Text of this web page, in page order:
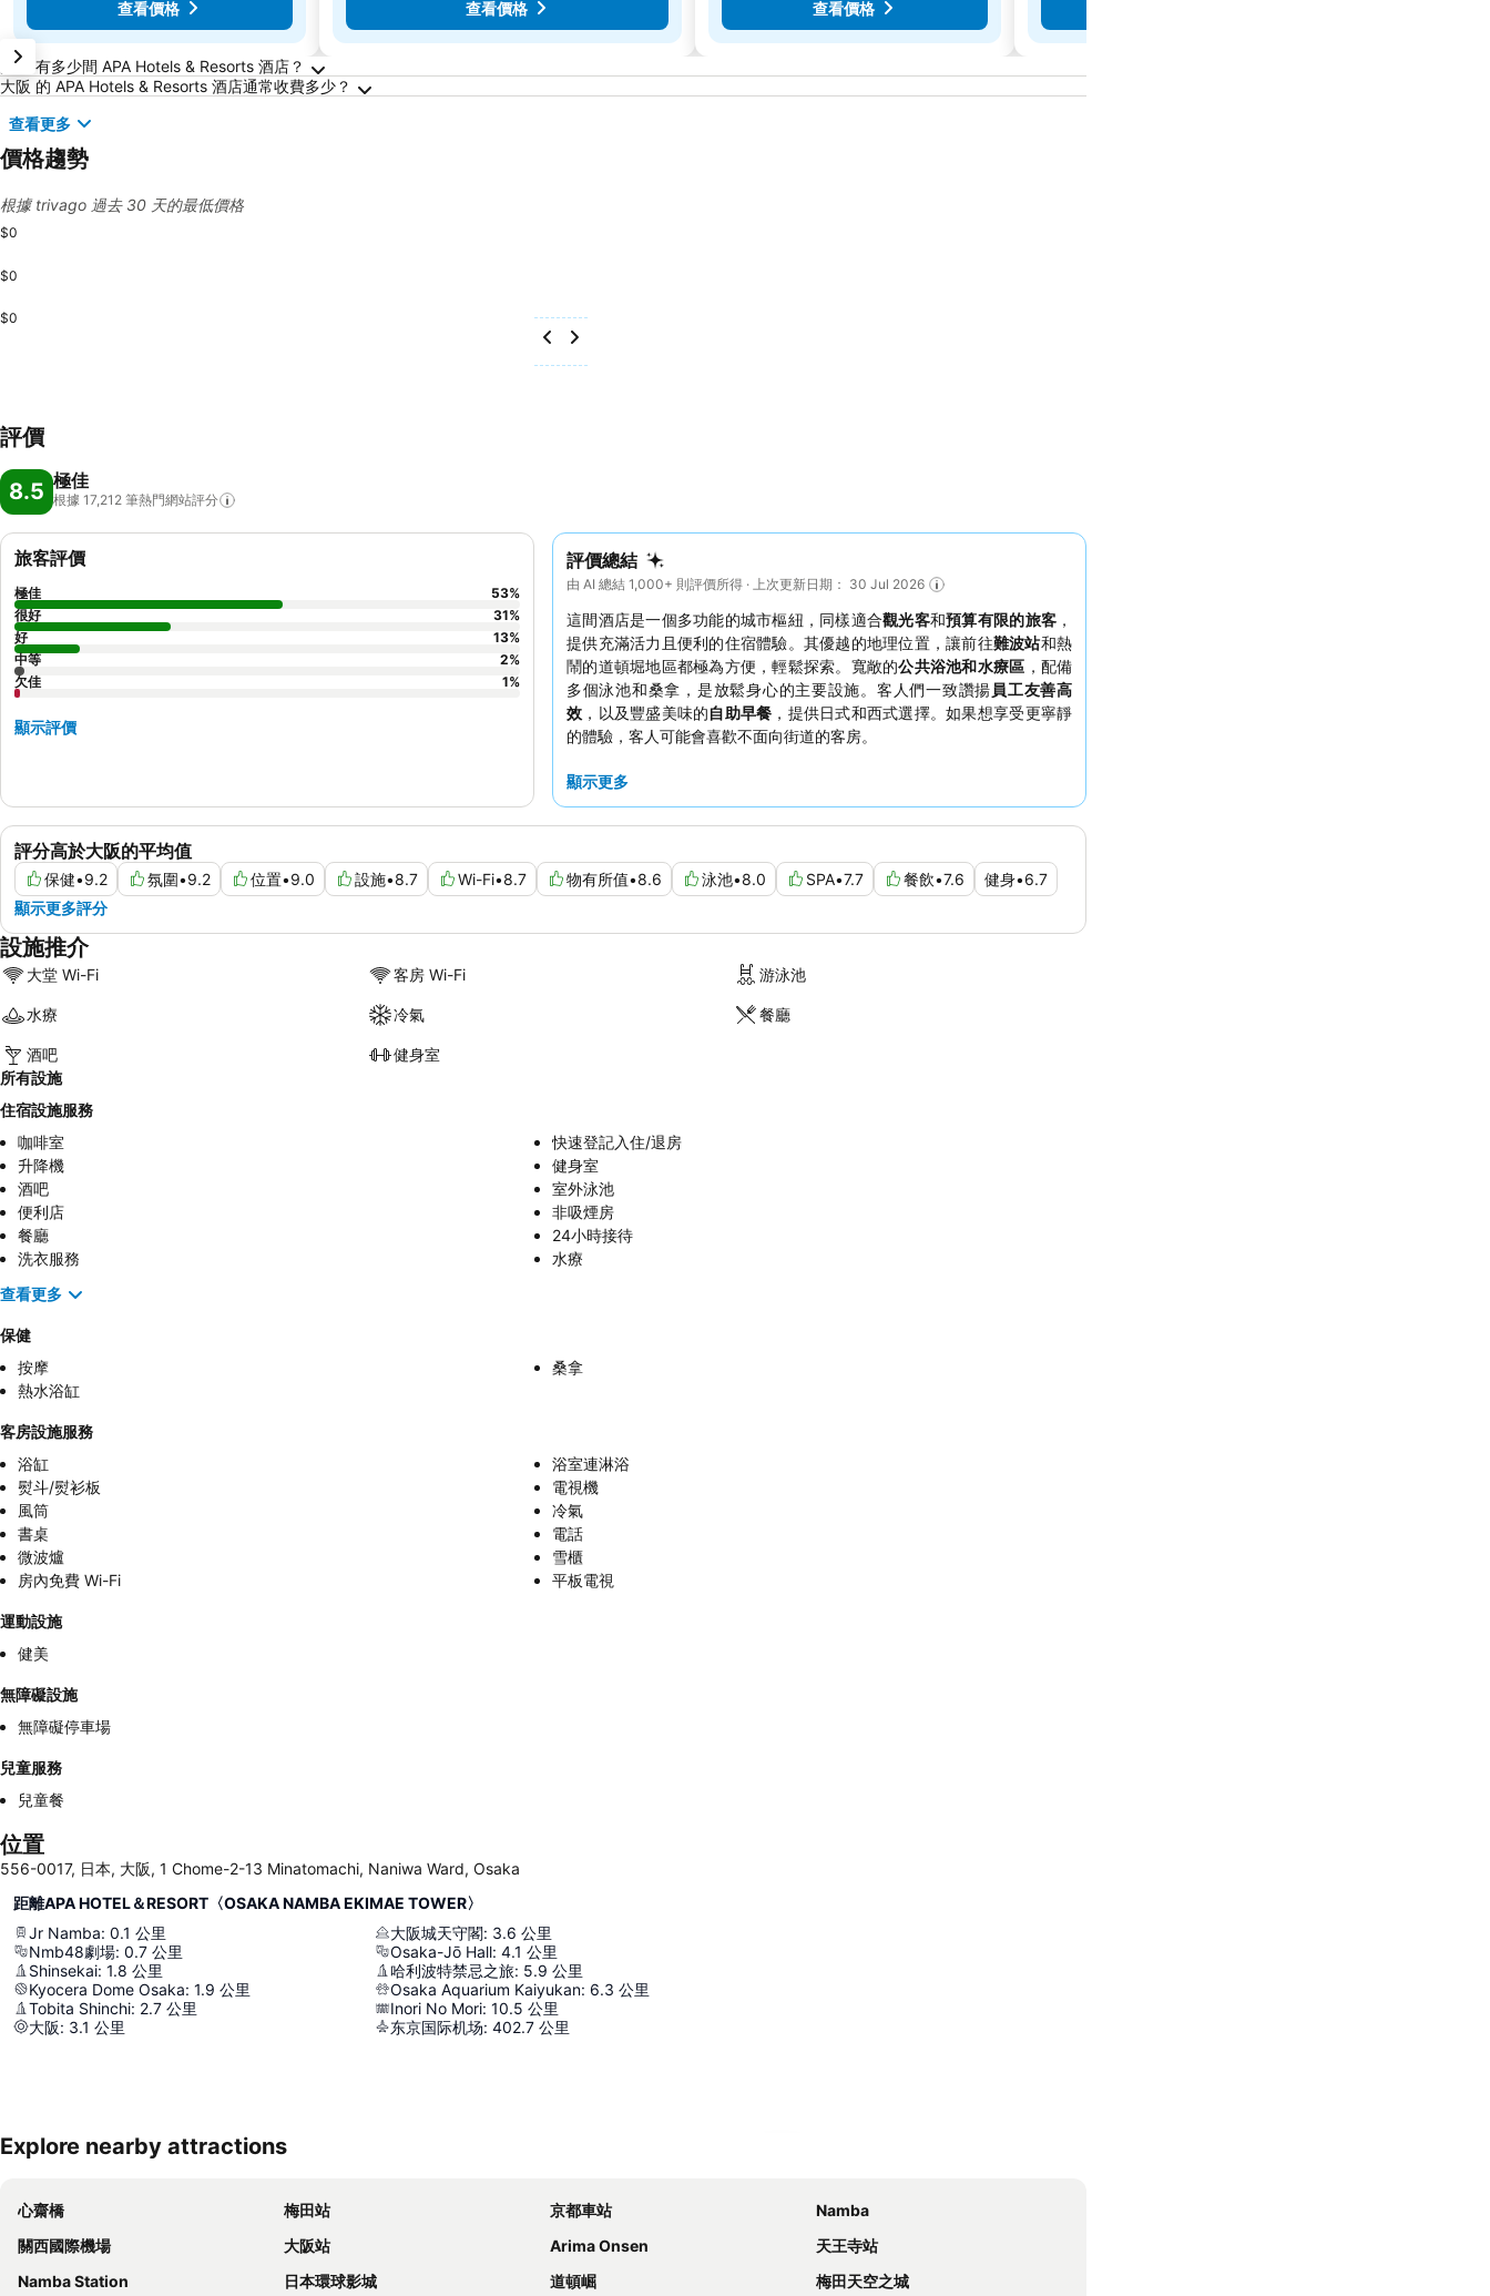
查看價格
查看價格
查看價格
關於大阪的常見問答
大阪 有多少間 APA Hotels & Resorts 酒店？
大阪 的 APA Hotels & Resorts 酒店通常收費多少？
查看更多
價格趨勢
根據 trivago 過去 30 天的最低價格
$0
$0
$0
評價
8.5 極佳
根據 17,212 筆熱門網站評分
評價總結
由 AI 總結 1,000+ 則評價所得 · 上次更新日期： 30 Jul 2026
這間酒店是一個多功能的城市樞紐，同樣適合觀光客和預算有限的旅客 ，
提供充滿活力且便利的住宿體驗。其優越的地理位置，讓前往難波站和熱
鬧的道頓堀地區都極為方便，輕鬆探索。寬敞的公共浴池和水療區 ，配備
多個泳池和桑拿，是放鬆身心的主要設施。客人們一致讚揚員工友善高
效 ，以及豐盛美味的自助早餐 ，提供日式和西式選擇。如果想享受更寧靜
的體驗，客人可能會喜歡不面向街道的客房。
顯示更多
評分高於大阪的平均值
保健•9.2 氛圍•9.2 位置•9.0 設施•8.7 Wi-Fi•8.7 物有所值•8.6 泳池•8.0 SPA•7.7 餐飲•7.6 健身•6.7
顯示更多評分
旅客評價
極佳 53%
很好
31%
好
13%
中等
2%
欠佳
1%
顯示評價
設施推介
大堂 Wi-Fi 客房 Wi-Fi 游泳池
水療 冷氣 餐廳
酒吧
健身室
所有設施
住宿設施服務
咖啡室
快速登記入住/退房
升降機
健身室
酒吧
室外泳池
便利店
非吸煙房
餐廳
24小時接待
洗衣服務
水療
查看更多
保健
按摩
桑拿
熱水浴缸
客房設施服務
浴缸
浴室連淋浴
熨斗/熨衫板
電視機
風筒
冷氣
書桌
電話
微波爐
雪櫃
房內免費 Wi-Fi
平板電視
運動設施
健美
無障礙設施
無障礙停車場
兒童服務
兒童餐
位置
556-0017, 日本, 大阪, 1 Chome-2-13 Minatomachi, Naniwa Ward, Osaka
距離APA HOTEL＆RESORT〈OSAKA NAMBA EKIMAE TOWER〉
Jr Namba: 0.1 公里
Nmb48劇場: 0.7 公里
Shinsekai: 1.8 公里
Kyocera Dome Osaka: 1.9 公里
Tobita Shinchi: 2.7 公里
大阪: 3.1 公里
大阪城天守閣: 3.6 公里
Osaka-Jō Hall: 4.1 公里
哈利波特禁忌之旅: 5.9 公里
Osaka Aquarium Kaiyukan: 6.3 公里
Inori No Mori: 10.5 公里
东京国际机场: 402.7 公里
Explore nearby attractions
心齋橋 梅田站 京都車站
Namba
關西國際機場
大阪站 Arima Onsen
天王寺站
Namba Station
日本環球影城 道頓崛 梅田天空之城